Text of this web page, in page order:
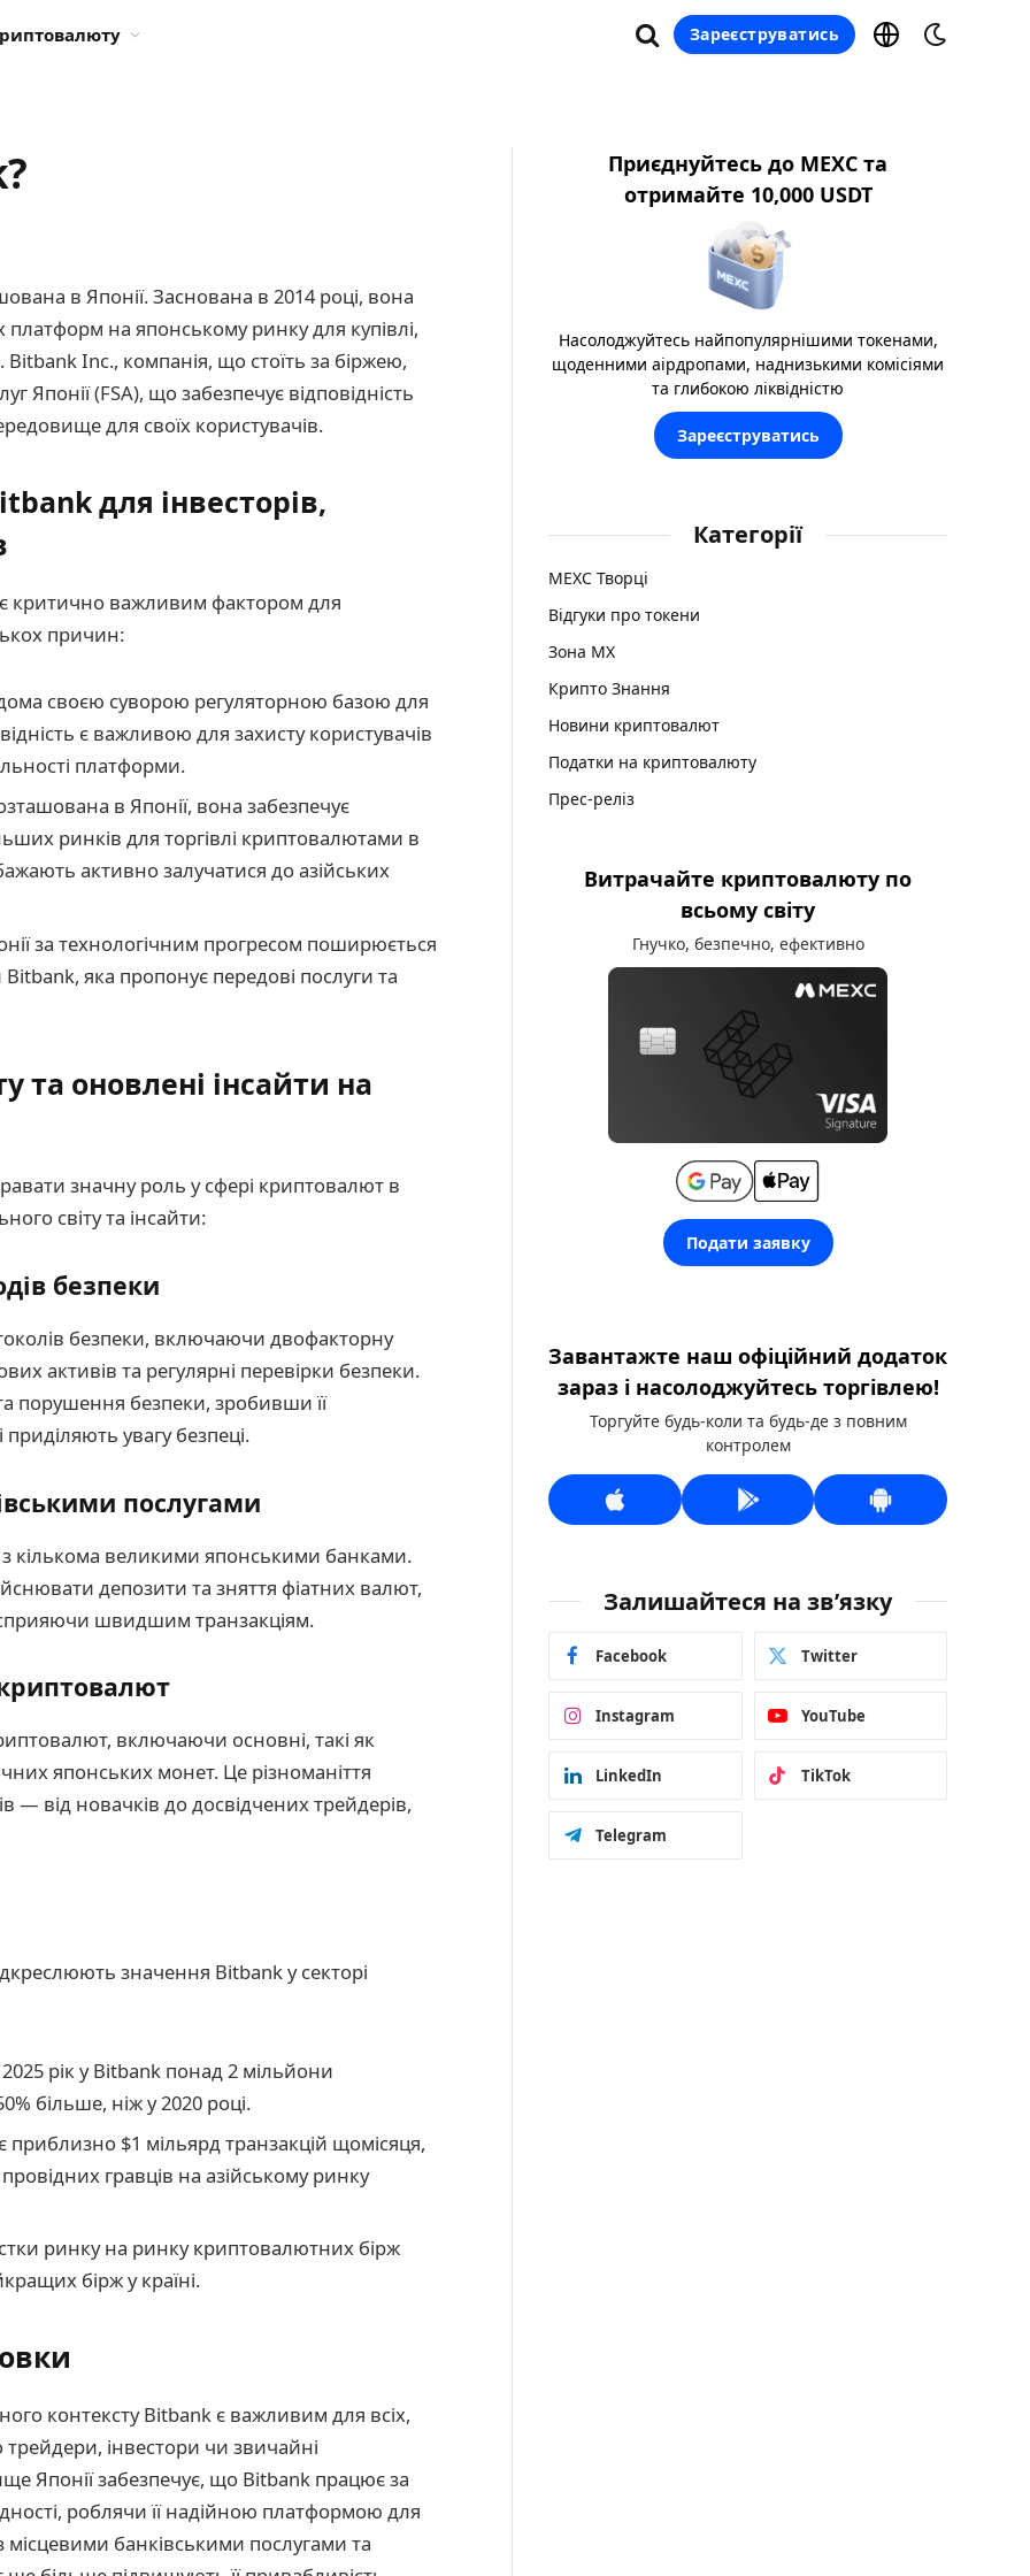
Зареєструватись
в Японії. Заснована в 2014 році, вона
на японському ринку для купівлі,
Inc., компанія, що стоїть за біржею,
Японії (FSA), що забезпечує відповідність
для своїх користувачів.
для інвесторів,
критично важливим фактором для
причин:
своєю суворою регуляторною базою для
є важливою для захисту користувачів
платформи.
в Японії, вона забезпечує
ринків для торгівлі криптовалютами в
активно залучатися до азійських
за технологічним прогресом поширюється
яка пропонує передові послуги та
та оновлені інсайти на
значну роль у сфері криптовалют в
світу та інсайти:
безпеки
безпеки, включаючи двофакторну
активів та регулярні перевірки безпеки.
порушення безпеки, зробивши її
увагу безпеці.
послугами
з кількома великими японськими банками.
депозити та зняття фіатних валют,
сприяючи швидшим транзакціям.
включаючи основні, такі як
японських монет. Це різноманіття
від новачків до досвідчених трейдерів,
значення Bitbank у секторі
рік у Bitbank понад 2 мільйони
більше, ніж у 2020 році.
$1 мільярд транзакцій щомісяця,
гравців на азійському ринку
ринку на ринку криптовалютних бірж
бірж у країні.
контексту Bitbank є важливим для всіх,
інвестори чи звичайні
Японії забезпечує, що Bitbank працює за
роблячи її надійною платформою для
місцевими банківськими послугами та
Приєднуйтесь до MEXC та
отримайте 10,000 USDT
Насолоджуйтесь найпопулярнішими токенами,
щоденними аірдропами, наднизькими комісіями
та глибокою ліквідністю
Зареєструватись
Категорії
MEXC Творці
Відгуки про токени
Зона MX
Крипто Знання
Новини криптовалют
Податки на криптовалюту
Прес-реліз
Витрачайте криптовалюту по
всьому світу
Гнучко, безпечно, ефективно
Подати заявку
Завантажте наш офіційний додаток
зараз і насолоджуйтесь торгівлею!
Торгуйте будь-коли та будь-де з повним
контролем
Залишайтеся на зв’язку
Facebook Twitter
Instagram YouTube
LinkedIn TikTok
Telegram